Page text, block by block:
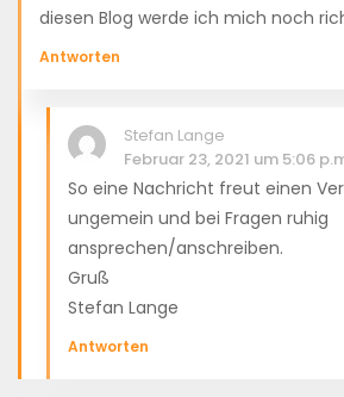
diesen Blog werde ich mich noch
Antworten
Stefan Lange
Februar 23, 2021 um 5:06
So eine Nachricht freut einen
ungemein und bei Fragen ruhig
ansprechen/anschreiben.
Gruß
Stefan Lange
Antworten